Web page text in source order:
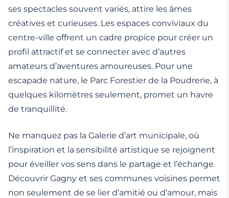
ses spectacles souvent variés, attire les âmes
créatives et curieuses. Les espaces conviviaux du
centre-ville offrent un cadre propice pour créer un
profil attractif et se connecter avec d’autres
amateurs d’aventures amoureuses. Pour une
escapade nature, le Parc Forestier de la Poudrerie, à
quelques kilomètres seulement, promet un havre
de tranquillité.
Ne manquez pas la Galerie d’art municipale, où
l’inspiration et la sensibilité artistique se rejoignent
pour éveiller vos sens dans le partage et l’échange.
Découvrir Gagny et ses communes voisines permet
non seulement de se lier d’amitié ou d’amour, mais